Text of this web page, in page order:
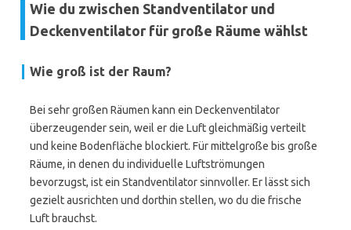
Wie du zwischen Standventilator und
Deckenventilator für große Räume wählst
Wie groß ist der Raum?
Bei sehr großen Räumen kann ein Deckenventilator
überzeugender sein, weil er die Luft gleichmäßig verteilt
und keine Bodenfläche blockiert. Für mittelgroße bis große
Räume, in denen du individuelle Luftströmungen
bevorzugst, ist ein Standventilator sinnvoller. Er lässt sich
gezielt ausrichten und dorthin stellen, wo du die frische
Luft brauchst.